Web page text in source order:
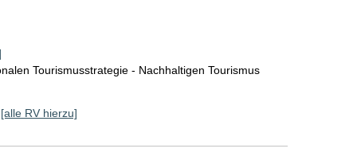
Tourismusstrategie - Nachhaltigen Tourismus
[alle RV hierzu]